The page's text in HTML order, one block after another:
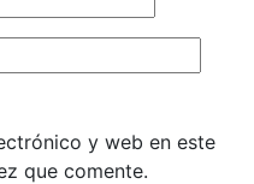
y web en este
que comente.